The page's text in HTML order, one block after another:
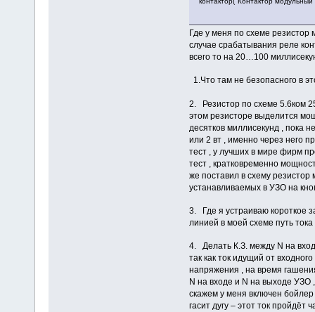
Где у меня по схеме резистор
случае срабатывания реле
всего то на 20…100
1.Что там не
2. Резистор по схеме 5.6ком
этом резисторе выделится
десятков миллисекунд , пока
или 2 вт , именно через него
тест , у лучших в мире фирм
тест , кратковременно
же поставил в схему
3. Где я устраиваю короткое
линией в моей схеме путь
4. Делать К.З. между N на
так как ток идущий от
напряжения , на время
N на входе и N на выходе УЗО
скажем у меня включен
гасит дугу – этот ток пройдёт